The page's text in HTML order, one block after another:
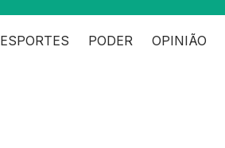
ESPORTES PODER OPINIÃO